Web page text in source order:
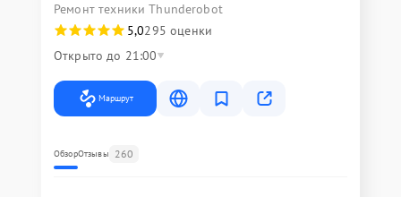
Ремонт техники Thunderobot
5,0295 оценки
Открыто до 21:00
Маршрут
ОбзорОтзывы 260